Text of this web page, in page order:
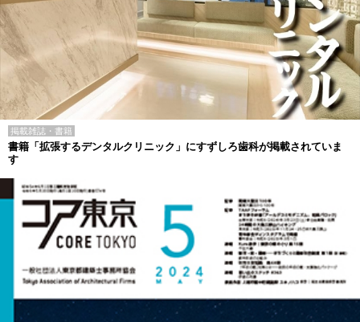
掲載雑誌・書籍
書籍「拡張するデンタルクリニック」にすずしろ歯科が掲載されていま
す